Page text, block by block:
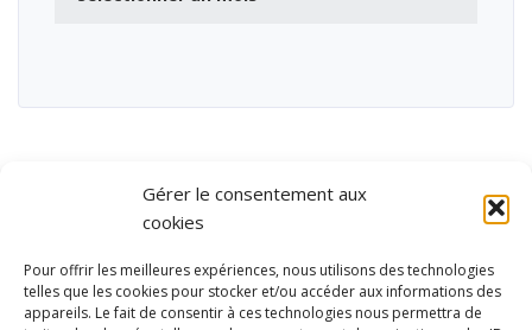
Gérer le consentement aux
cookies
Pour offrir les meilleures expériences, nous utilisons des technologies
telles que les cookies pour stocker et/ou accéder aux informations des
appareils. Le fait de consentir à ces technologies nous permettra de